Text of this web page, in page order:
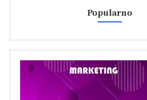
Popularno